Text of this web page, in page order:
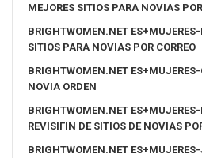
MEJORES SITIOS PARA NOVIAS
BRIGHTWOMEN.NET
SITIOS PARA NOVIAS POR CORREO
BRIGHTWOMEN.NET ES+MUJERES-
NOVIA ORDEN
BRIGHTWOMEN.NET
REVISIГІN DE SITIOS DE NOVIAS
BRIGHTWOMEN.NET